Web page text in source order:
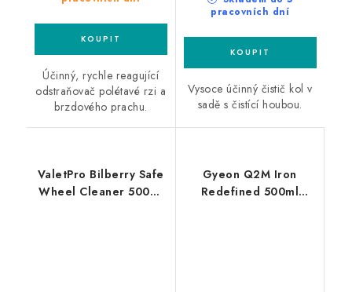
Účinný, rychle reagující
odstraňovač polétavé rzi a
brzdového prachu.
pracovních dní
Vysoce účinný čistič kol v
sadě s čistící houbou.
ValetPro Bilberry Safe
Wheel Cleaner 500ml
Gyeon Q2M Iron
Redefined 500ml